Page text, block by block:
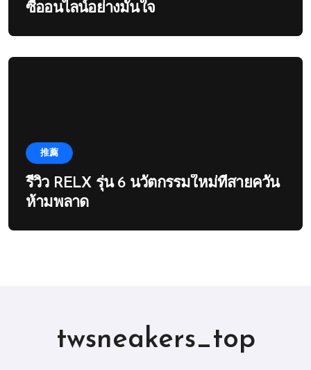
ซื้ออนไลน์อย่างมั่นใจ
推薦
รีวิว RELX รุ่น 6 นวัตกรรมใหม่ที่สายควัน
ห้ามพลาด
twsneakers_top